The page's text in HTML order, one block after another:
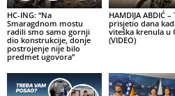
HC-ING: “Na
Smaragdnom mostu
radili smo samo gornji
dio konstrukcije, donje
postrojenje nije bilo
predmet ugovora”
HAMDIJA ABDIĆ –
prisjetio dana
viteška krenula u
(VIDEO)